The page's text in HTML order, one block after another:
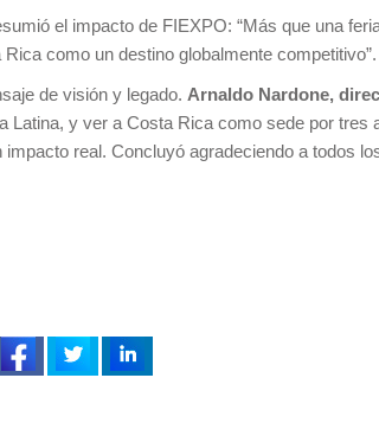
el impacto de FIEXPO: “Más que una
como un destino globalmente competitivo”.
de visión y legado. Arnaldo Nardone,
y ver a Costa Rica como sede por tres
real. Concluyó agradeciendo a todos